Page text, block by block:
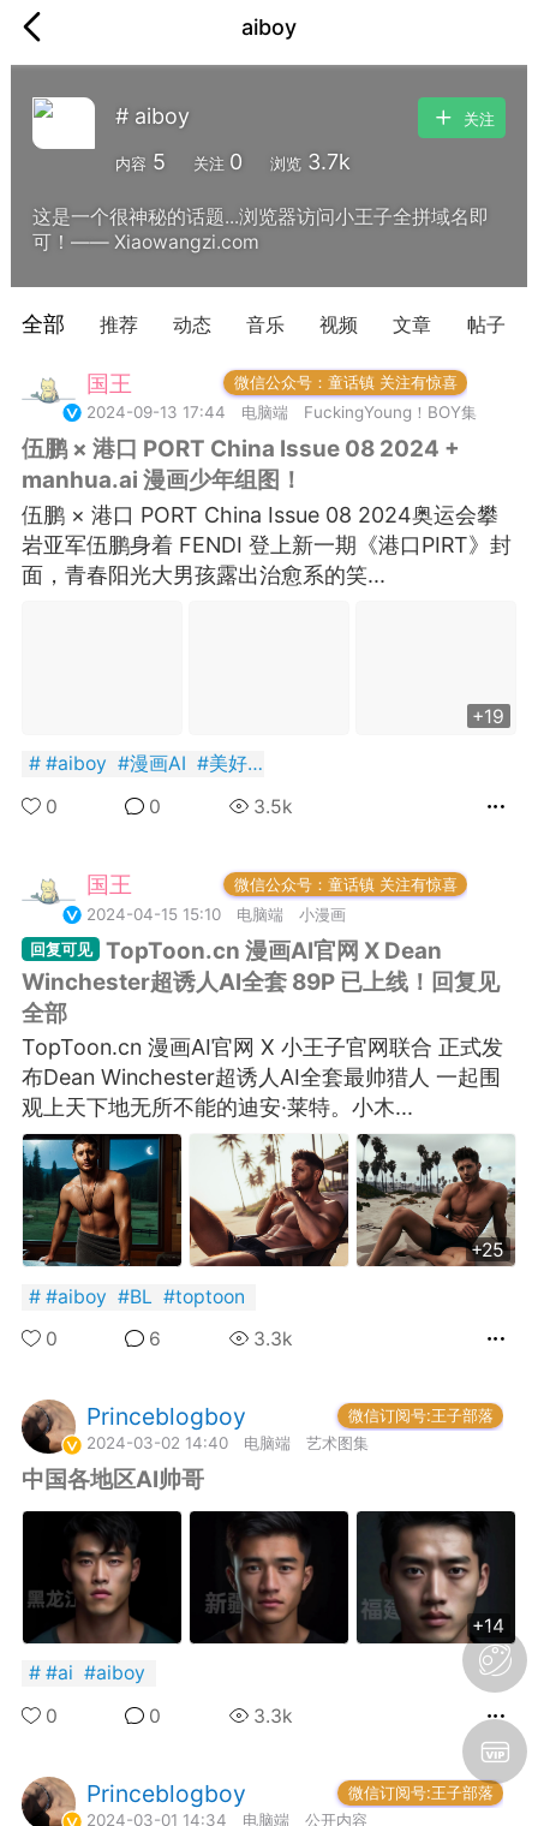
aiboy
动物呼吁保护联盟Panda.FM官网使用
感谢支持
潮牌 SADBOY®️
欢迎来到芭比世界！ ​​​
王子部落·官方号 0
社上线：大家请
阅号：童话镇
免 + 9元短袖秒
SADBOY® 一颗星 三颗星
（19.9块 100% 新疆纯
https://www.theprince.com/
# aiboy
内容 5 关注 0 浏览 3.7k
关注
这是一个很神秘的话题...浏览器访问小王子全拼域名即
可！—— Xiaowangzi.com
全部 推荐 动态 音乐 视频 文章 帖子
国王
微信公众号：童话镇 关注有惊喜
2024-09-13 17:44
电脑端 FuckingYoung！BOY集
伍鹏 × 港口 PORT China Issue 08 2024 +
manhua.ai 漫画少年组图！
伍鹏 × 港口 PORT China Issue 08 2024奥运会攀
岩亚军伍鹏身着 FENDI 登上新一期《港口PIRT》封
面，青春阳光大男孩露出治愈系的笑...
+19
#aiboy #漫画AI #美好肉体
0
0 3.5k
国王
微信公众号：童话镇 关注有惊喜
2024-04-15 15:10
电脑端 小漫画
TopToon.cn 漫画AI官网 X Dean
Winchester超诱人AI全套 89P 已上线！回复见
全部
TopToon.cn 漫画AI官网 X 小王子官网联合 正式发
布Dean Winchester超诱人AI全套最帅猎人 一起围
观上天下地无所不能的迪安·莱特。小木...
+25
#aiboy #BL #toptoon
0
6 3.3k
Princeblogboy
微信订阅号:王子部落
2024-03-02 14:40
电脑端 艺术图集
中国各地区AI帅哥 ​​​
+14
#ai #aiboy
0
0 3.3k
Princeblogboy
微信订阅号:王子部落
2024-03-01 14:34
电脑端 公开内容